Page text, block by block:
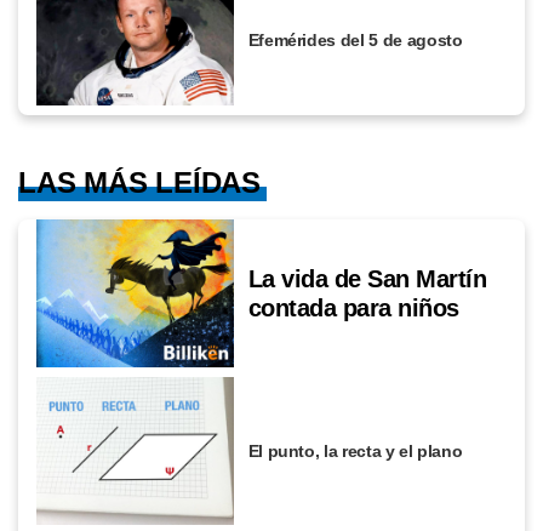
Efemérides del 5 de agosto
LAS MÁS LEÍDAS
La vida de San Martín
contada para niños
El punto, la recta y el plano